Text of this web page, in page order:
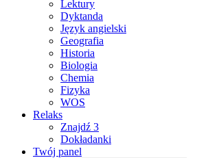
Lektury
Dyktanda
Język angielski
Geografia
Historia
Biologia
Chemia
Fizyka
WOS
Relaks
Znajdź 3
Dokładanki
Twój panel